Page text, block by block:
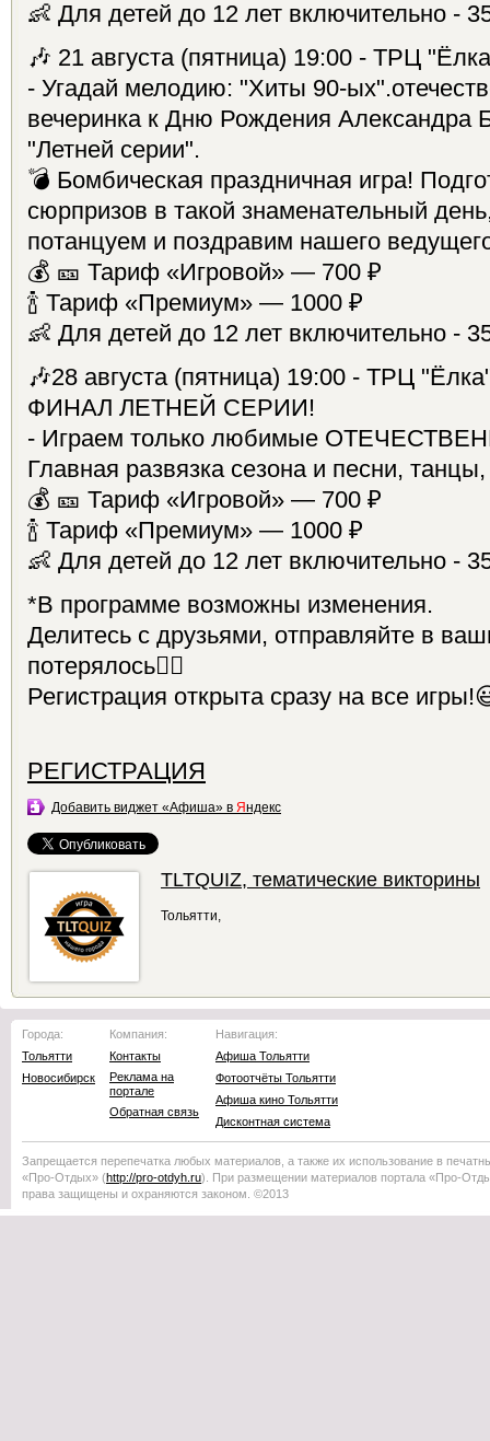
👶 Для детей до 12 лет включительно -
🎶 21 августа (пятница) 19:00 - ТРЦ
- Угадай мелодию: "Хиты 90-
вечеринка к Дню Рождения Александра
"Летней серии".
💣 Бомбическая праздничная игра!
сюрпризов в такой знаменательный
потанцуем и поздравим нашего
💰 🎫 Тариф «Игровой» — 700 ₽
🍾 Тариф «Премиум» — 1000 ₽
👶 Для детей до 12 лет включительно -
🎶28 августа (пятница) 19:00 - ТРЦ
ФИНАЛ ЛЕТНЕЙ СЕРИИ!
- Играем только любимые
Главная развязка сезона и песни,
💰 🎫 Тариф «Игровой» — 700 ₽
🍾 Тариф «Премиум» — 1000 ₽
👶 Для детей до 12 лет включительно -
*В программе возможны изменения.
Делитесь с друзьями, отправляйте в
потерялось✌🏻
Регистрация открыта сразу на все
РЕГИСТРАЦИЯ
Добавить виджет «Афиша» в Яндекс
TLTQUIZ, тематические викторины
Тольятти,
Города:
Тольятти
Новосибирск
Компания:
Контакты
Реклама на
портале
Обратная связь
Навигация:
Афиша Тольятти
Фотоотчёты Тольятти
Афиша кино Тольятти
Дисконтная система
Запрещается перепечатка любых материалов, а также их использование в
«Про-Отдых» (http://pro-otdyh .ru). При размещении материалов портала «Про-
права защищены и охраняются законом. ©2013